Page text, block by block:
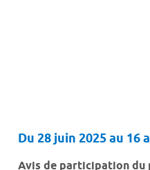
Du 28 juin 2025 au 16
Avis de participation du